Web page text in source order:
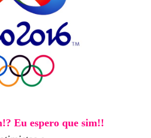
Eu espero que sim!!